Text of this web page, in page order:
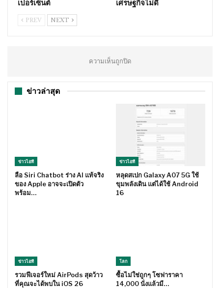
เปอร์เซ็นต์ เศรษฐกิจไม่ดี
PREV NEXT
ความเห็นถูกปิด
ข่าวล่าสุด
ข่าวไอที
ลือ Siri Chatbot ร่าง AI แท้จริง
ของ Apple อาจจะเปิดตัว
พร้อม…
ข่าวไอที
หลุดสเปก Galaxy A07 5G ใช้
ขุมพลังเดิน แต่ได้ใช้ Android
16
ข่าวไอที
รวมฟีเจอร์ใหม่ AirPods สุดว้าว
ที่คุณจะได้พบใน iOS 26
โลก
ซื้อไม่ใช่ถูกๆ โซฟาราคา
14,000 นั่งแล้วมี…